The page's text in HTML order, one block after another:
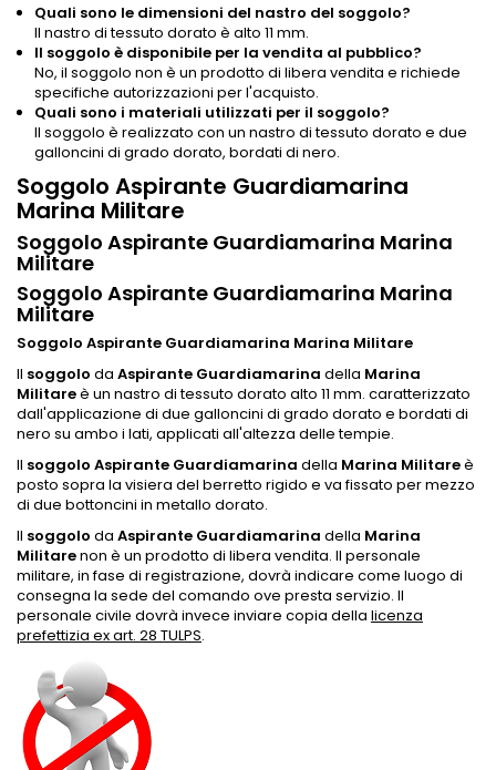
Quali sono le dimensioni del nastro del soggolo?
Il nastro di tessuto dorato è alto 11 mm.
Il soggolo è disponibile per la vendita al pubblico?
No, il soggolo non è un prodotto di libera vendita e richiede
specifiche autorizzazioni per l'acquisto.
Quali sono i materiali utilizzati per il soggolo?
Il soggolo è realizzato con un nastro di tessuto dorato e due
galloncini di grado dorato, bordati di nero.
Soggolo Aspirante Guardiamarina
Marina Militare
Soggolo Aspirante Guardiamarina Marina
Militare
Soggolo Aspirante Guardiamarina Marina
Militare
Soggolo Aspirante Guardiamarina Marina Militare
Il soggolo da Aspirante Guardiamarina della Marina
Militareè un nastro di tessuto dorato alto 11 mm. caratterizzato
dall'applicazione di due galloncini di grado dorato e bordati di
nero su ambo i lati, applicati all'altezza delle tempie.
Il soggolo Aspirante Guardiamarina della Marina Militareè
posto sopra la visiera del berretto rigido e va fissato per mezzo
di due bottoncini in metallo dorato.
Il soggolo da Aspirante Guardiamarina della Marina
Militarenon è un prodotto di libera vendita. Il personale
militare, in fase di registrazione, dovrà indicare come luogo di
consegna la sede del comando ove presta servizio. Il
personale civile dovrà invece inviare copia della licenza
prefettizia ex art. 28 TULPS.